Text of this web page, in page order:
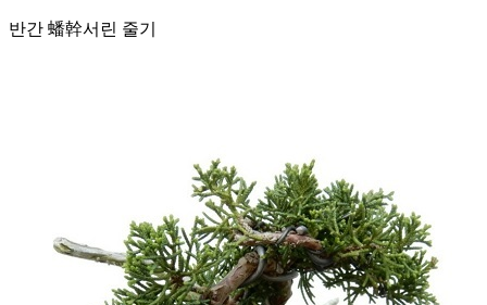
반간 蟠幹서린 줄기